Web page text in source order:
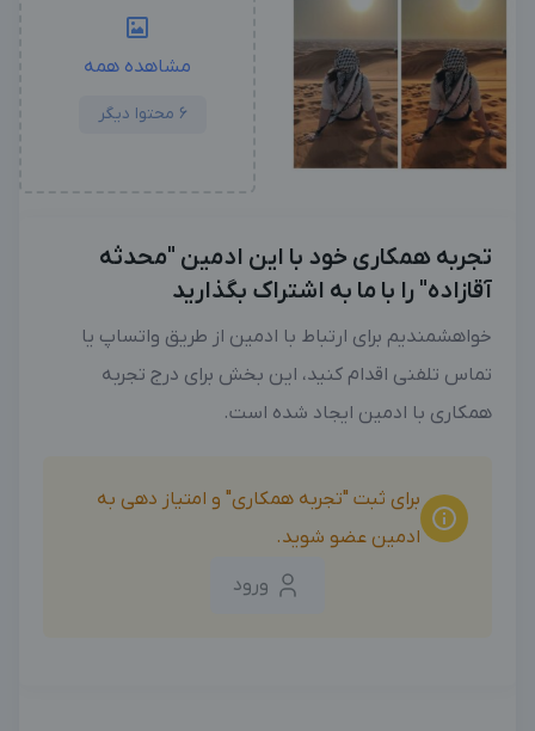
مشاهده همه
6 محتوا دیگر
تجربه همکاری خود با این ادمین "محدثه
آقازاده" را با ما به اشتراک بگذارید
خواهشمندیم برای ارتباط با ادمین از طریق واتساپ یا
تماس تلفنی اقدام کنید، این بخش برای درج تجربه
همکاری با ادمین ایجاد شده است.
برای ثبت "تجربه همکاری" و امتیاز دهی به
ادمین عضو شوید.
ورود